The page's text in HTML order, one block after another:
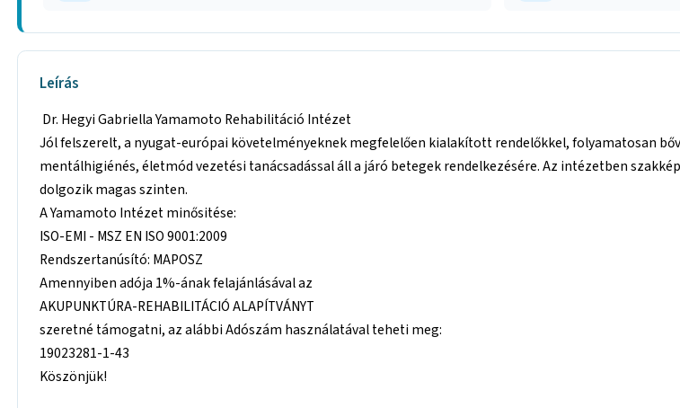
Leírás
Dr. Hegyi Gabriella Yamamoto Rehabilitáció Intézet
Jól felszerelt, a nyugat-európai követelményeknek megfelelően kialakított rendelőkkel, folyamatosan
mentálhigiénés, életmód vezetési tanácsadással áll a járó betegek rendelkezésére. Az intézetben
dolgozik magas szinten.
A Yamamoto Intézet minősitése:
ISO-EMI - MSZ EN ISO 9001:2009
Rendszertanúsító: MAPOSZ
Amennyiben adója 1%-ának felajánlásával az
AKUPUNKTÚRA-REHABILITÁCIÓ ALAPÍTVÁNYT
szeretné támogatni, az alábbi Adószám használatával teheti meg:
19023281-1-43
Köszönjük!